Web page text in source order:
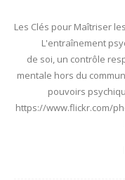
Les Clés pour
L'entraînement
de soi, un contrôle
mentale hors du
pouvoirs
https://www.flickr.com/